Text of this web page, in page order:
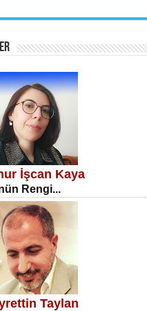
ÜMİT ÇETİNKAYA
DİLEK ARSLAN
Günü Mahkemesi...
İşcan Kaya
Rengi...
Taylan